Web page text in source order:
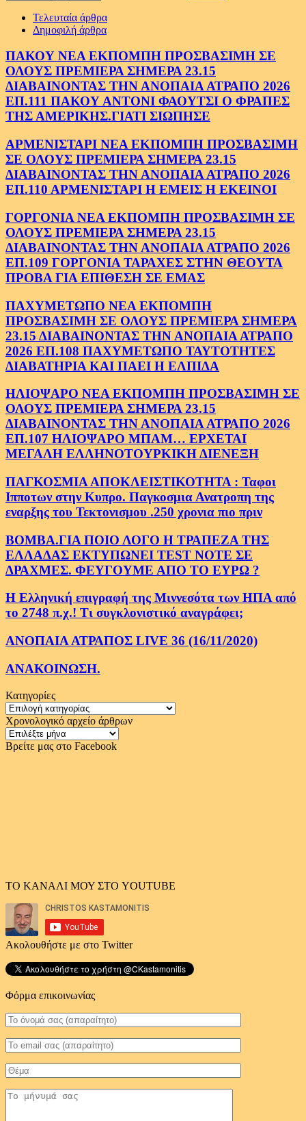
Τελευταία άρθρα
Δημοφιλή άρθρα
ΠΑΚΟΥ ΝΕΑ ΕΚΠΟΜΠΗ ΠΡΟΣΒΑΣΙΜΗ ΣΕ
ΟΛΟΥΣ ΠΡΕΜΙΕΡΑ ΣΗΜΕΡΑ 23.15
ΔΙΑΒΑΙΝΟΝΤΑΣ ΤΗΝ ΑΝΟΠΑΙΑ ΑΤΡΑΠΟ 2026
ΕΠ.111 ΠΑΚΟΥ ΑΝΤΟΝΙ ΦΑΟΥΤΣΙ Ο ΦΡΑΠΕΣ
ΤΗΣ ΑΜΕΡΙΚΗΣ.ΓΙΑΤΙ ΣΙΩΠΗΣΕ
ΑΡΜΕΝΙΣΤΑΡΙ ΝΕΑ ΕΚΠΟΜΠΗ ΠΡΟΣΒΑΣΙΜΗ
ΣΕ ΟΛΟΥΣ ΠΡΕΜΙΕΡΑ ΣΗΜΕΡΑ 23.15
ΔΙΑΒΑΙΝΟΝΤΑΣ ΤΗΝ ΑΝΟΠΑΙΑ ΑΤΡΑΠΟ 2026
ΕΠ.110 ΑΡΜΕΝΙΣΤΑΡΙ Η ΕΜΕΙΣ Η ΕΚΕΙΝΟΙ
ΓΟΡΓΟΝΙΑ ΝΕΑ ΕΚΠΟΜΠΗ ΠΡΟΣΒΑΣΙΜΗ ΣΕ
ΟΛΟΥΣ ΠΡΕΜΙΕΡΑ ΣΗΜΕΡΑ 23.15
ΔΙΑΒΑΙΝΟΝΤΑΣ ΤΗΝ ΑΝΟΠΑΙΑ ΑΤΡΑΠΟ 2026
ΕΠ.109 ΓΟΡΓΟΝΙΑ ΤΑΡΑΧΕΣ ΣΤΗΝ ΘΕΟΥΤΑ
ΠΡΟΒΑ ΓΙΑ ΕΠΙΘΕΣΗ ΣΕ ΕΜΑΣ
ΠΑΧΥΜΕΤΩΠΟ ΝΕΑ ΕΚΠΟΜΠΗ
ΠΡΟΣΒΑΣΙΜΗ ΣΕ ΟΛΟΥΣ ΠΡΕΜΙΕΡΑ ΣΗΜΕΡΑ
23.15 ΔΙΑΒΑΙΝΟΝΤΑΣ ΤΗΝ ΑΝΟΠΑΙΑ ΑΤΡΑΠΟ
2026 ΕΠ.108 ΠΑΧΥΜΕΤΩΠΟ ΤΑΥΤΟΤΗΤΕΣ
ΔΙΑΒΑΤΗΡΙΑ ΚΑΙ ΠΑΕΙ Η ΕΛΠΙΔΑ
ΗΛΙΟΨΑΡΟ ΝΕΑ ΕΚΠΟΜΠΗ ΠΡΟΣΒΑΣΙΜΗ ΣΕ
ΟΛΟΥΣ ΠΡΕΜΙΕΡΑ ΣΗΜΕΡΑ 23.15
ΔΙΑΒΑΙΝΟΝΤΑΣ ΤΗΝ ΑΝΟΠΑΙΑ ΑΤΡΑΠΟ 2026
ΕΠ.107 ΗΛΙΟΨΑΡΟ ΜΠΑΜ… ΕΡΧΕΤΑΙ
ΜΕΓΑΛΗ ΕΛΛΗΝΟΤΟΥΡΚΙΚΗ ΔΙΕΝΕΞΗ
ΠΑΓΚΟΣΜΙΑ ΑΠΟΚΛΕΙΣΤΙΚΟΤΗΤΑ : Ταφοι
Ιπποτων στην Κυπρο. Παγκοσμια Ανατροπη της
εναρξης του Τεκτονισμου .250 χρονια πιο πριν
ΒΟΜΒΑ.ΓΙΑ ΠΟΙΟ ΛΟΓΟ Η ΤΡΑΠΕΖΑ ΤΗΣ
ΕΛΛΑΔΑΣ ΕΚΤΥΠΩΝΕΙ TEST NOTE ΣΕ
ΔΡΑΧΜΕΣ. ΦΕΥΓΟΥΜΕ ΑΠΟ ΤΟ ΕΥΡΩ ?
Η Ελληνική επιγραφή της Μιννεσότα των ΗΠΑ από
το 2748 π.χ.! Τι συγκλονιστικό αναγράφει;
ΑΝΟΠΑΙΑ ΑΤΡΑΠΟΣ LIVE 36 (16/11/2020)
ΑΝΑΚΟΙΝΩΣΗ.
Κατηγορίες
Κατηγορίες
Χρονολογικό αρχείο άρθρων
Χρονολογικό
αρχείο
Βρείτε μας στο Facebook
ΤΟ ΚΑΝΑΛΙ ΜΟΥ ΣΤΟ YOUTUBE
Ακολουθήστε με στο Twitter
Φόρμα επικοινωνίας